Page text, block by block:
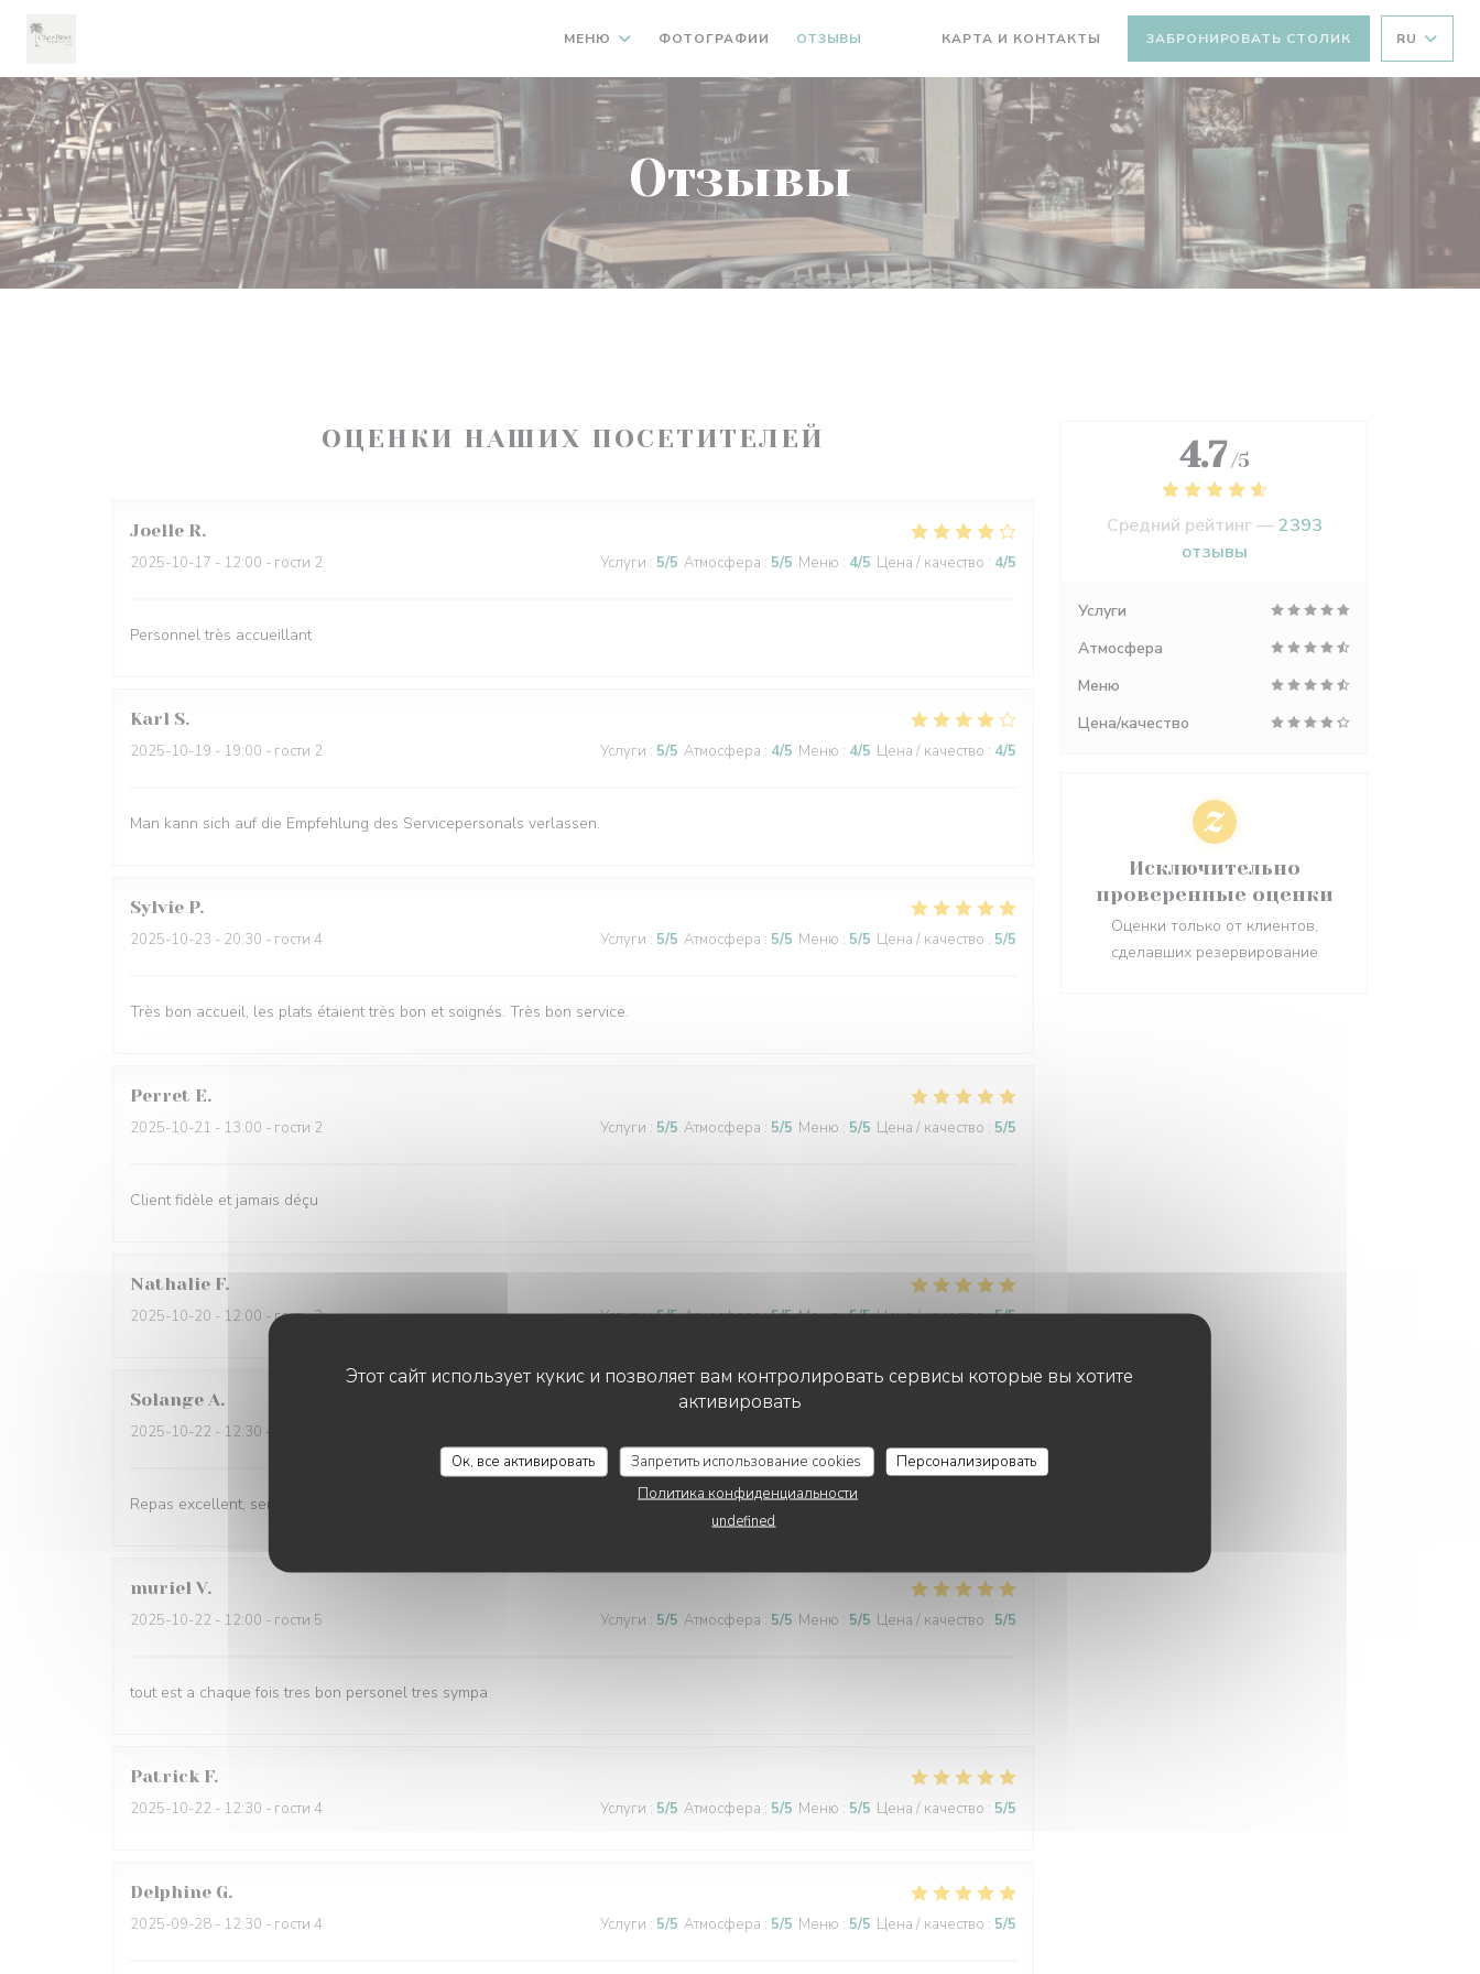
Этот сайт использует кукис и позволяет вам контролировать сервисы которые вы хотите
активировать
Ок, все активировать Запретить использование cookies
Персонализировать
Политика конфиденциальности
undefined
МЕНЮ ФОТОГРАФИИ ОТЗЫВЫ КАРТА И КОНТАКТЫ ЗАБРОНИРОВАТЬ СТОЛИК RU
Отзывы
ОЦЕНКИ НАШИХ ПОСЕТИТЕЛЕЙ
Joelle R
2025-10-17 - 12:00 - гости 2 Услуги : 5/5 Атмосфера : 5/5 Меню : 4/5 Цена / качество : 4/5
Personnel très accueillant
Karl S
2025-10-19 - 19:00 - гости 2 Услуги : 5/5 Атмосфера : 4/5 Меню : 4/5 Цена / качество : 4/5
Man kann sich auf die Empfehlung des Servicepersonals verlassen.
Sylvie P
2025-10-23 - 20:30 - гости 4 Услуги : 5/5 Атмосфера : 5/5 Меню : 5/5 Цена / качество : 5/5
Très bon accueil, les plats étaient très bon et soignés. Très bon service.
Perret E
2025-10-21 - 13:00 - гости 2 Услуги : 5/5 Атмосфера : 5/5 Меню : 5/5 Цена / качество : 5/5
Client fidèle et jamais déçu
Nathalie F
2025-10-20 - 12:00 - гости 3 Услуги:5/5 Атмосфера:5/5 Меню:5/5 Цена / качество:5/5
Solange A
2025-10-22 - 12:30 - гости 2
Repas excellent, serveuses très gracieuses
muriel V
2025-10-22 - 12:00 - гости 5 Услуги : 5/5 Атмосфера : 5/5 Меню : 5/5 Цена / качество : 5/5
tout est a chaque fois tres bon personel tres sympa
Patrick F
2025-10-22 - 12:30 - гости 4 Услуги : 5/5 Атмосфера : 5/5 Меню : 5/5 Цена / качество : 5/5
Delphine G
2025-09-28 - 12:30 - гости 4 Услуги : 5/5 Атмосфера : 5/5 Меню : 5/5 Цена / качество : 5/5
4.7 /5
Средний рейтинг —2393
отзывы
Услуги
Атмосфера
Меню
Цена/качество
Исключительно
проверенные оценки
Оценки только от клиентов,
сделавших резервирование